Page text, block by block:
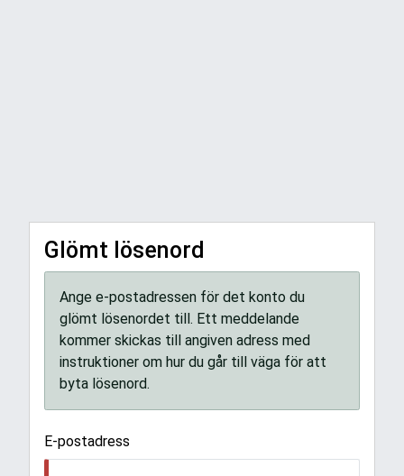
Glömt lösenord
Ange e-postadressen för det konto du
glömt lösenordet till. Ett meddelande
kommer skickas till angiven adress med
instruktioner om hur du går till väga för att
byta lösenord.
E-postadress